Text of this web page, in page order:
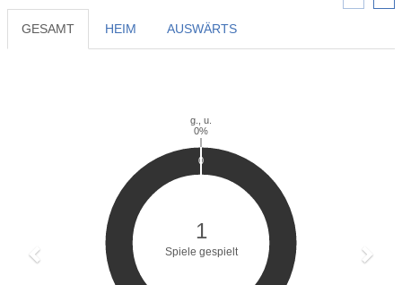
GESAMT HEIM AUSWÄRTS